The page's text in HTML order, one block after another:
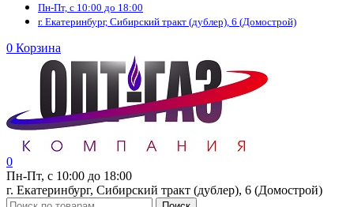
Пн-Пт, с 10:00 до 18:00
г. Екатеринбург, Сибирский тракт (дублер), 6 (Домострой)
0 Корзина
0
Пн-Пт, с 10:00 до 18:00
г. Екатеринбург, Сибирский тракт (дублер), 6 (Домострой)